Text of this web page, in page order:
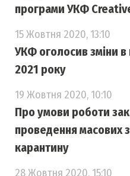
програми УКФ
15 Жовтня 2020, 13:10
УКФ оголосив зміни
2021 року
19 Жовтня 2020, 10:10
Про умови роботи
проведення масових
карантину
28 Жовтня 2020, 15:10